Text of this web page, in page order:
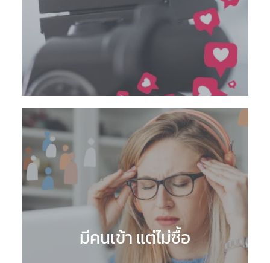
มีคนเข้า แต่ไม่ซื้อ